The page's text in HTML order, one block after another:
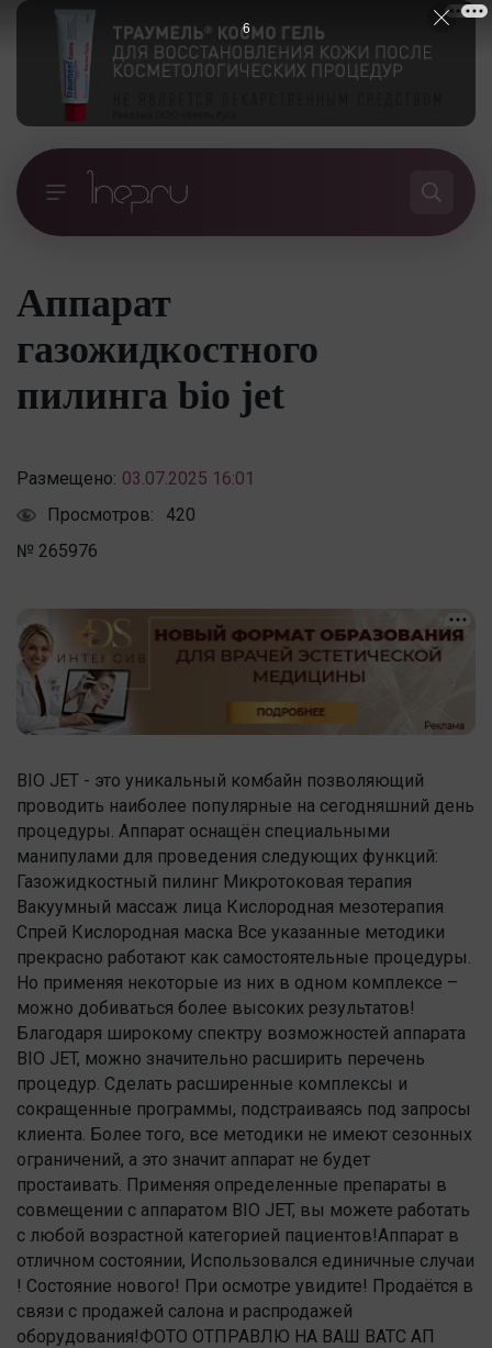
Аппарат
газожидкостного
пилинга bio jet
Размещено: 03.07.2025 16:01
Просмотров:
420
№ 265976
BIO JET - это уникальный комбайн позволяющий
проводить наиболее популярные на сегодняшний день
процедуры. Аппарат оснащён специальными
манипулами для проведения следующих функций:
Газожидкостный пилинг Микротоковая терапия
Вакуумный массаж лица Кислородная мезотерапия
Спрей Кислородная маска Все указанные методики
прекрасно работают как самостоятельные процедуры.
Но применяя некоторые из них в одном комплексе –
можно добиваться более высоких результатов!
Благодаря широкому спектру возможностей аппарата
BIO JET, можно значительно расширить перечень
процедур. Сделать расширенные комплексы и
сокращенные программы, подстраиваясь под запросы
клиента. Более того, все методики не имеют сезонных
ограничений, а это значит аппарат не будет
простаивать. Применяя определенные препараты в
совмещении с аппаратом BIO JET, вы можете работать
с любой возрастной категорией пациентов!Аппарат в
отличном состоянии, Использовался единичные случаи
! Состояние нового! При осмотре увидите! Продаётся в
связи с продажей салона и распродажей
оборудования!ФОТО ОТПРАВЛЮ НА ВАШ ВАТС АП
5